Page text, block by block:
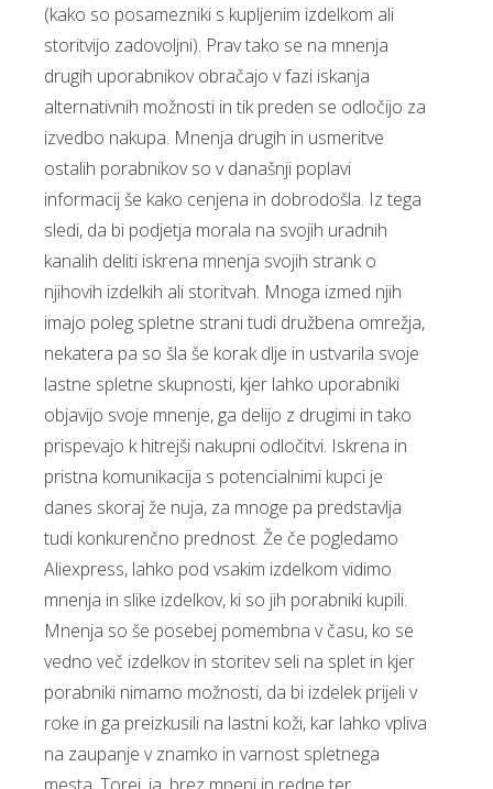
(kako so posamezniki s kupljenim izdelkom ali
storitvijo zadovoljni). Prav tako se na mnenja
drugih uporabnikov obračajo v fazi iskanja
alternativnih možnosti in tik preden se odločijo za
izvedbo nakupa. Mnenja drugih in usmeritve
ostalih porabnikov so v današnji poplavi
informacij še kako cenjena in dobrodošla. Iz tega
sledi, da bi podjetja morala na svojih uradnih
kanalih deliti iskrena mnenja svojih strank o
njihovih izdelkih ali storitvah. Mnoga izmed njih
imajo poleg spletne strani tudi družbena omrežja,
nekatera pa so šla še korak dlje in ustvarila svoje
lastne spletne skupnosti, kjer lahko uporabniki
objavijo svoje mnenje, ga delijo z drugimi in tako
prispevajo k hitrejši nakupni odločitvi. Iskrena in
pristna komunikacija s potencialnimi kupci je
danes skoraj že nuja, za mnoge pa predstavlja
tudi konkurenčno prednost. Že če pogledamo
Aliexpress, lahko pod vsakim izdelkom vidimo
mnenja in slike izdelkov, ki so jih porabniki kupili.
Mnenja so še posebej pomembna v času, ko se
vedno več izdelkov in storitev seli na splet in kjer
porabniki nimamo možnosti, da bi izdelek prijeli v
roke in ga preizkusili na lastni koži, kar lahko vpliva
na zaupanje v znamko in varnost spletnega